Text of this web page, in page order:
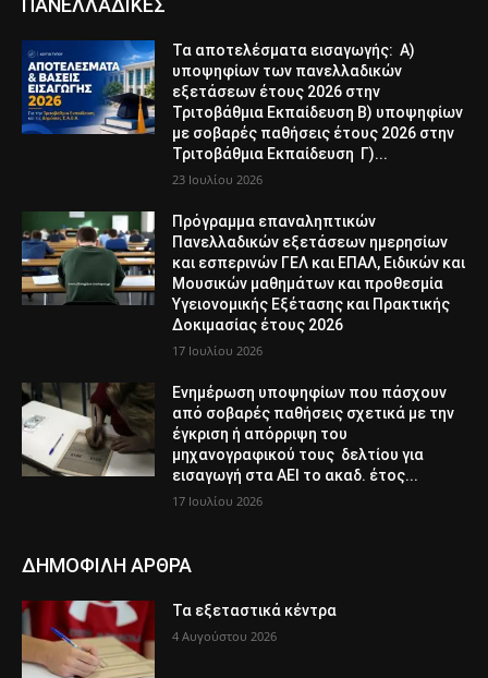
ΠΑΝΕΛΛΑΔΙΚΕΣ
Τα αποτελέσματα εισαγωγής: Α)
υποψηφίων των πανελλαδικών
εξετάσεων έτους 2026 στην
Τριτοβάθμια Εκπαίδευση Β) υποψηφίων
με σοβαρές παθήσεις έτους 2026 στην
Τριτοβάθμια Εκπαίδευση Γ)...
23 Ιουλίου 2026
Πρόγραμμα επαναληπτικών
Πανελλαδικών εξετάσεων ημερησίων
και εσπερινών ΓΕΛ και ΕΠΑΛ, Ειδικών και
Μουσικών μαθημάτων και προθεσμία
Υγειονομικής Εξέτασης και Πρακτικής
Δοκιμασίας έτους 2026
17 Ιουλίου 2026
Ενημέρωση υποψηφίων που πάσχουν
από σοβαρές παθήσεις σχετικά με την
έγκριση ή απόρριψη του
μηχανογραφικού τους δελτίου για
εισαγωγή στα ΑΕΙ το ακαδ. έτος...
17 Ιουλίου 2026
ΔΗΜΟΦΙΛΗ ΑΡΘΡΑ
Τα εξεταστικά κέντρα
4 Αυγούστου 2026